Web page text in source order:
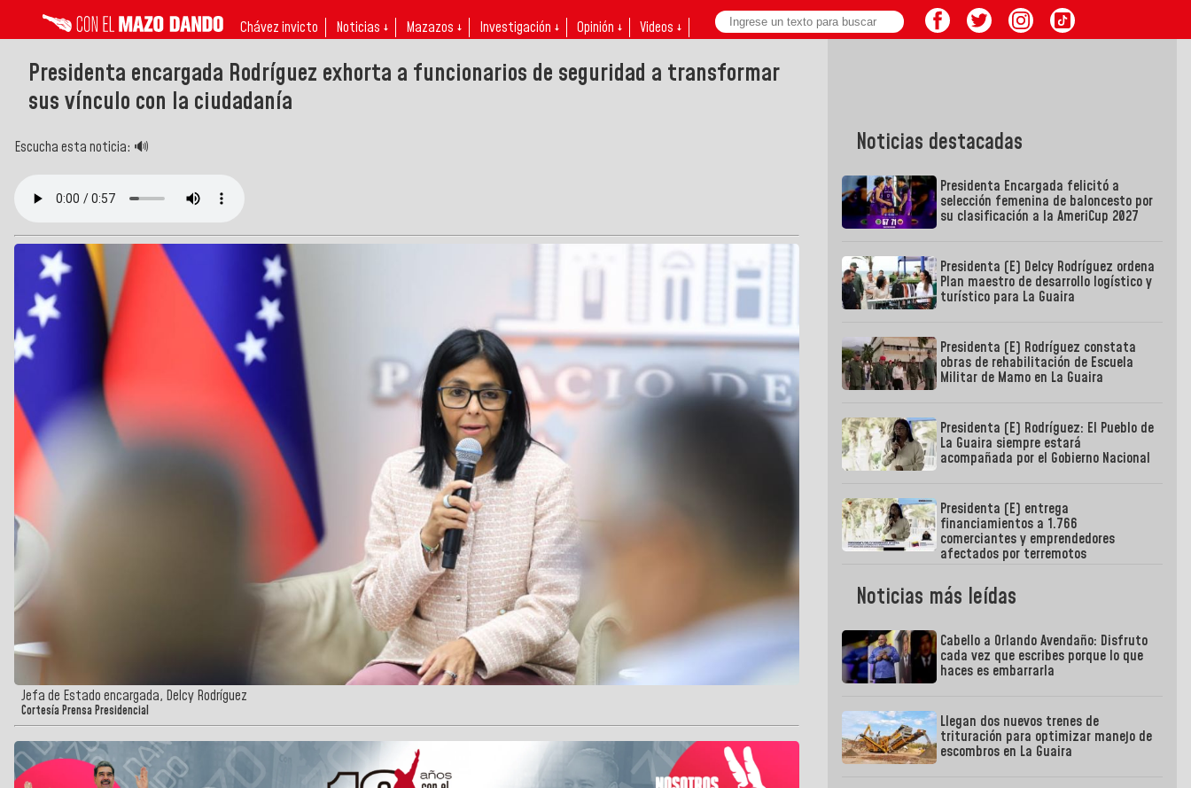
Chávez invicto Noticias ↓ Mazazos ↓ Investigación ↓ Opinión ↓ Videos ↓
Presidenta encargada Rodríguez exhorta a funcionarios de seguridad a transformar
sus vínculo con la ciudadanía
Escucha esta noticia: 🔊
Jefa de Estado encargada, Delcy Rodríguez
Cortesía Prensa Presidencial
Noticias destacadas
Presidenta Encargada felicitó a
selección femenina de baloncesto por
su clasificación a la AmeriCup 2027
Presidenta (E) Delcy Rodríguez ordena
Plan maestro de desarrollo logístico y
turístico para La Guaira
Presidenta (E) Rodríguez constata
obras de rehabilitación de Escuela
Militar de Mamo en La Guaira
Presidenta (E) Rodríguez: El Pueblo de
La Guaira siempre estará
acompañada por el Gobierno Nacional
Presidenta (E) entrega
financiamientos a 1.766
comerciantes y emprendedores
afectados por terremotos
Noticias más leídas
Cabello a Orlando Avendaño: Disfruto
cada vez que escribes porque lo que
haces es embarrarla
Llegan dos nuevos trenes de
trituración para optimizar manejo de
escombros en La Guaira